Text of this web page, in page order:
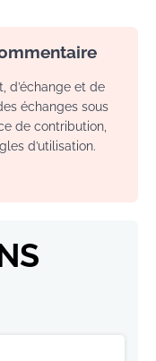
d’échange et de
échanges sous
de contribution,
d’utilisation.